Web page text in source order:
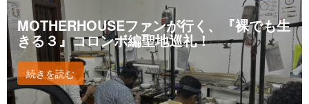
MOTHERHOUSEファンが行く、『裸でも生
きる３』コロンボ編聖地巡礼！
続きを読む